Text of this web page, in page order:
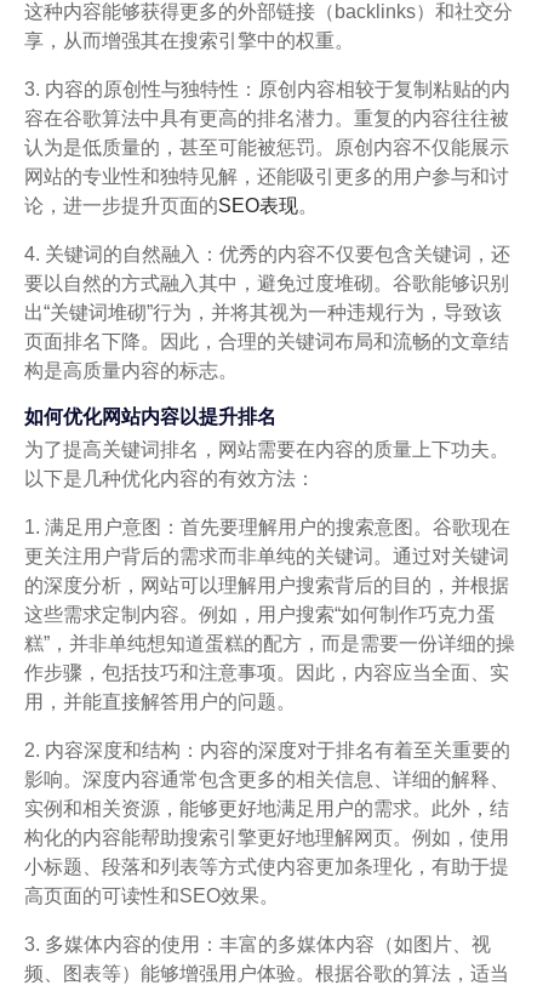
这种内容能够获得更多的外部链接（backlinks）和社交分
享，从而增强其在搜索引擎中的权重。
3. 内容的原创性与独特性：原创内容相较于复制粘贴的内
容在谷歌算法中具有更高的排名潜力。重复的内容往往被
认为是低质量的，甚至可能被惩罚。原创内容不仅能展示
网站的专业性和独特见解，还能吸引更多的用户参与和讨
论，进一步提升页面的SEO表现。
4. 关键词的自然融入：优秀的内容不仅要包含关键词，还
要以自然的方式融入其中，避免过度堆砌。谷歌能够识别
出“关键词堆砌”行为，并将其视为一种违规行为，导致该
页面排名下降。因此，合理的关键词布局和流畅的文章结
构是高质量内容的标志。
如何优化网站内容以提升排名
为了提高关键词排名，网站需要在内容的质量上下功夫。
以下是几种优化内容的有效方法：
1. 满足用户意图：首先要理解用户的搜索意图。谷歌现在
更关注用户背后的需求而非单纯的关键词。通过对关键词
的深度分析，网站可以理解用户搜索背后的目的，并根据
这些需求定制内容。例如，用户搜索“如何制作巧克力蛋
糕”，并非单纯想知道蛋糕的配方，而是需要一份详细的操
作步骤，包括技巧和注意事项。因此，内容应当全面、实
用，并能直接解答用户的问题。
2. 内容深度和结构：内容的深度对于排名有着至关重要的
影响。深度内容通常包含更多的相关信息、详细的解释、
实例和相关资源，能够更好地满足用户的需求。此外，结
构化的内容能帮助搜索引擎更好地理解网页。例如，使用
小标题、段落和列表等方式使内容更加条理化，有助于提
高页面的可读性和SEO效果。
3. 多媒体内容的使用：丰富的多媒体内容（如图片、视
频、图表等）能够增强用户体验。根据谷歌的算法，适当